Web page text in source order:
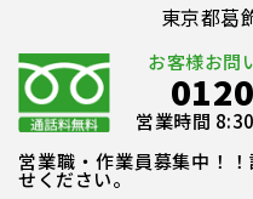
東京都葛
お客様お問
営業時間
営業職・作業員募集中！
せください。